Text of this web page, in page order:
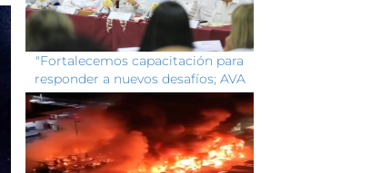
"Fortalecemos capacitación para
responder a nuevos desafíos; AVA